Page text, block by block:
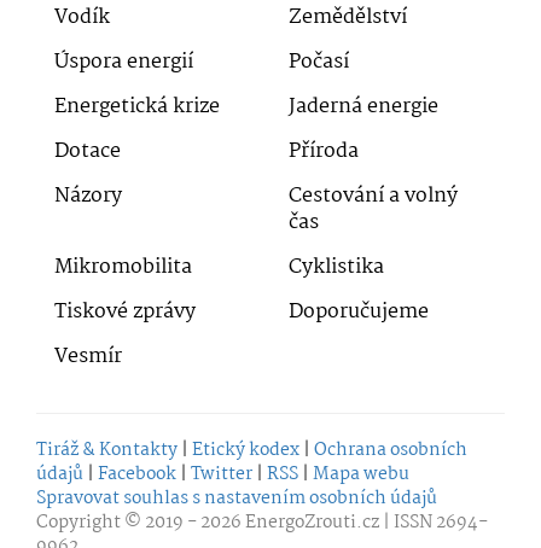
Vodík
Zemědělství
Úspora energií
Počasí
Energetická krize
Jaderná energie
Dotace
Příroda
Názory
Cestování a volný
čas
Mikromobilita
Cyklistika
Tiskové zprávy
Doporučujeme
Vesmír
Tiráž & Kontakty | Etický kodex | Ochrana osobních
údajů | Facebook | Twitter | RSS | Mapa webu
Spravovat souhlas s nastavením osobních údajů
Copyright © 2019 - 2026EnergoZrouti.cz | ISSN 2694-